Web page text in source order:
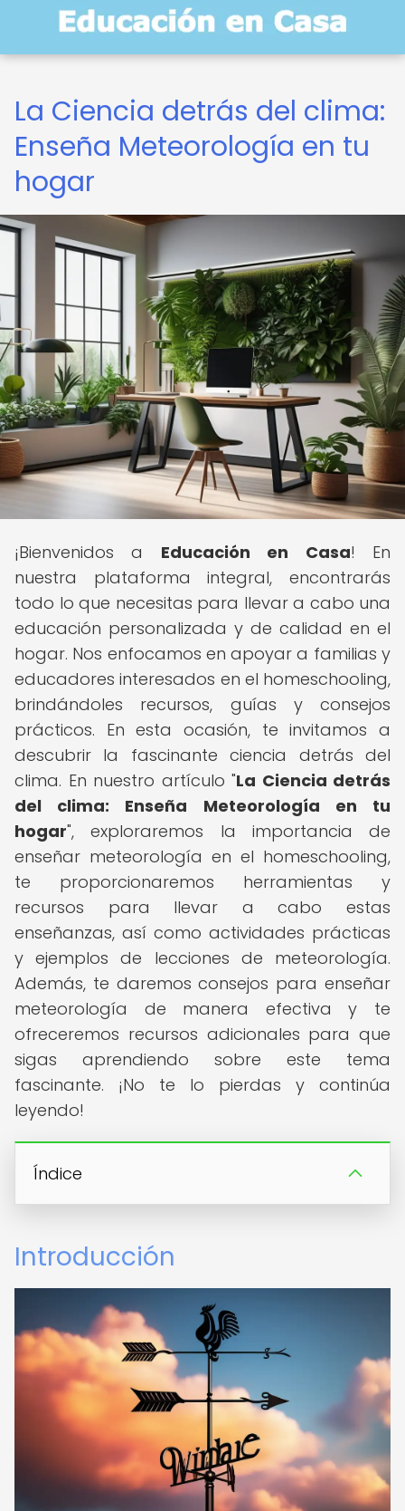
La Ciencia detrás del clima:
Enseña Meteorología en tu
hogar
¡Bienvenidos a Educación en Casa! En
nuestra plataforma integral, encontrarás
todo lo que necesitas para llevar a cabo una
educación personalizada y de calidad en el
hogar. Nos enfocamos en apoyar a familias y
educadores interesados en el homeschooling,
brindándoles recursos, guías y consejos
prácticos. En esta ocasión, te invitamos a
descubrir la fascinante ciencia detrás del
clima. En nuestro artículo "La Ciencia detrás
del clima: Enseña Meteorología en tu
hogar", exploraremos la importancia de
enseñar meteorología en el homeschooling,
te proporcionaremos herramientas y
recursos para llevar a cabo estas
enseñanzas, así como actividades prácticas
y ejemplos de lecciones de meteorología.
Además, te daremos consejos para enseñar
meteorología de manera efectiva y te
ofreceremos recursos adicionales para que
sigas aprendiendo sobre este tema
fascinante. ¡No te lo pierdas y continúa
leyendo!
Índice
Introducción